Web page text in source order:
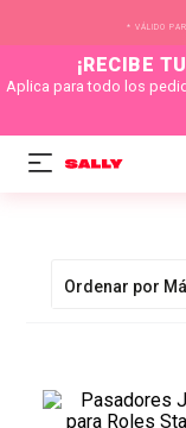
* VÁLIDO
¡RECIBE
Aplica para todo los
Ordenar por